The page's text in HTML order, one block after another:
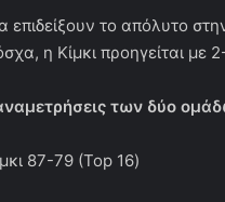
επιδείξουν το απόλυτο
η Κίμκι προηγείται με
των δύο
87-79 (Top 16)